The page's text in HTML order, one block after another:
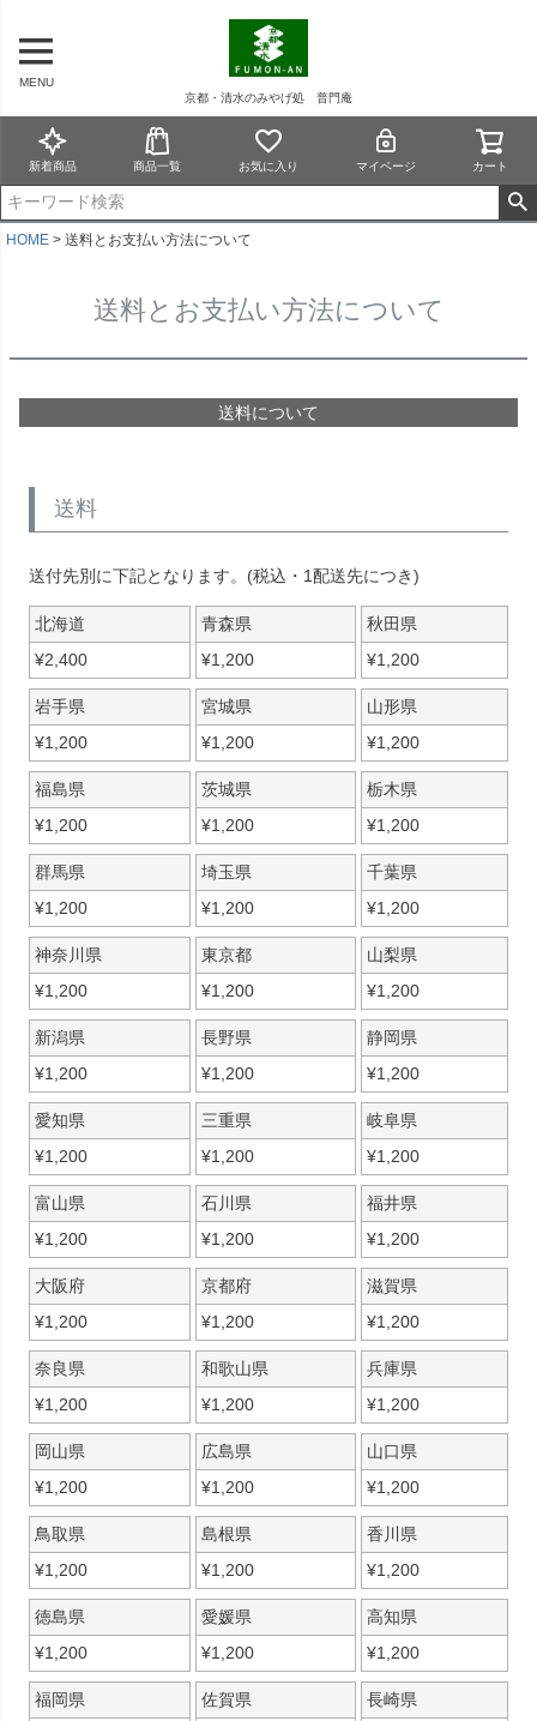
MENU
京都・清水のみやげ処 普門庵
新着商品 商品一覧 お気に入り マイページ カート
HOME 送料とお支払い方法について
送料とお支払い方法について
送料について
送料
送付先別に下記となります。(税込・1配送先につき)
北海道
¥2,400
青森県
¥1,200
秋田県
¥1,200
岩手県
¥1,200
宮城県
¥1,200
山形県
¥1,200
福島県
¥1,200
茨城県
¥1,200
栃木県
¥1,200
群馬県
¥1,200
埼玉県
¥1,200
千葉県
¥1,200
神奈川県
¥1,200
東京都
¥1,200
山梨県
¥1,200
新潟県
¥1,200
長野県
¥1,200
静岡県
¥1,200
愛知県
¥1,200
三重県
¥1,200
岐阜県
¥1,200
富山県
¥1,200
石川県
¥1,200
福井県
¥1,200
大阪府
¥1,200
京都府
¥1,200
滋賀県
¥1,200
奈良県
¥1,200
和歌山県
¥1,200
兵庫県
¥1,200
岡山県
¥1,200
広島県
¥1,200
山口県
¥1,200
鳥取県
¥1,200
島根県
¥1,200
香川県
¥1,200
徳島県
¥1,200
愛媛県
¥1,200
高知県
¥1,200
福岡県
佐賀県
長崎県